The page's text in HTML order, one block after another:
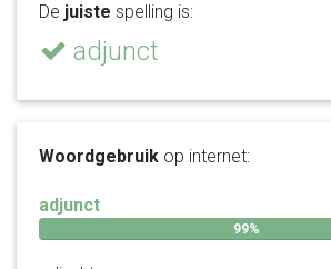
De juiste spelling is:
adjunct
Woordgebruik op internet:
adjunct
99%